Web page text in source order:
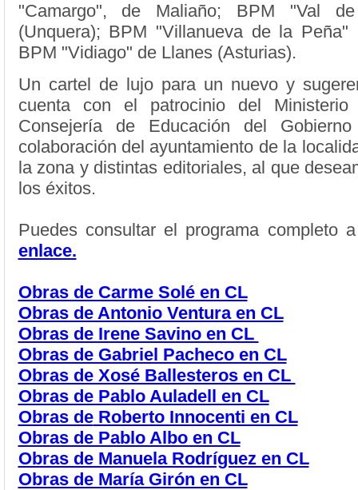
"Camargo", de Maliaño; BPM "Val
(Unquera); BPM "Villanueva de la Peña"
BPM "Vidiago" de Llanes (Asturias).
Un cartel de lujo para un nuevo y
cuenta con el patrocinio del
Consejería de Educación del
colaboración del ayuntamiento de la
la zona y distintas editoriales, al que
los éxitos.
Puedes consultar el programa completo
enlace.
Obras de Carme Solé en CL
Obras de Antonio Ventura en CL
Obras de Irene Savino en CL
Obras de Gabriel Pacheco en CL
Obras de Xosé Ballesteros en CL
Obras de Pablo Auladell en CL
Obras deRoberto Innocenti en CL
Obras de Pablo Albo en CL
Obras de Manuela Rodríguez en CL
Obras de María Girón en CL